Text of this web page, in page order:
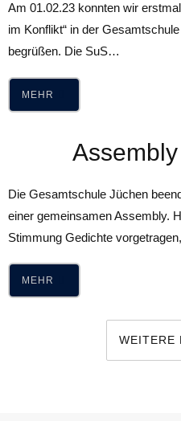
Am 01.02.23 konnten wir
im Konflikt“ in der
begrüßen. Die SuS…
MEHR
​​​​Die Gesamtschule Jüchen
einer gemeinsamen Assembly.
Stimmung Gedichte
MEHR
WEITERE